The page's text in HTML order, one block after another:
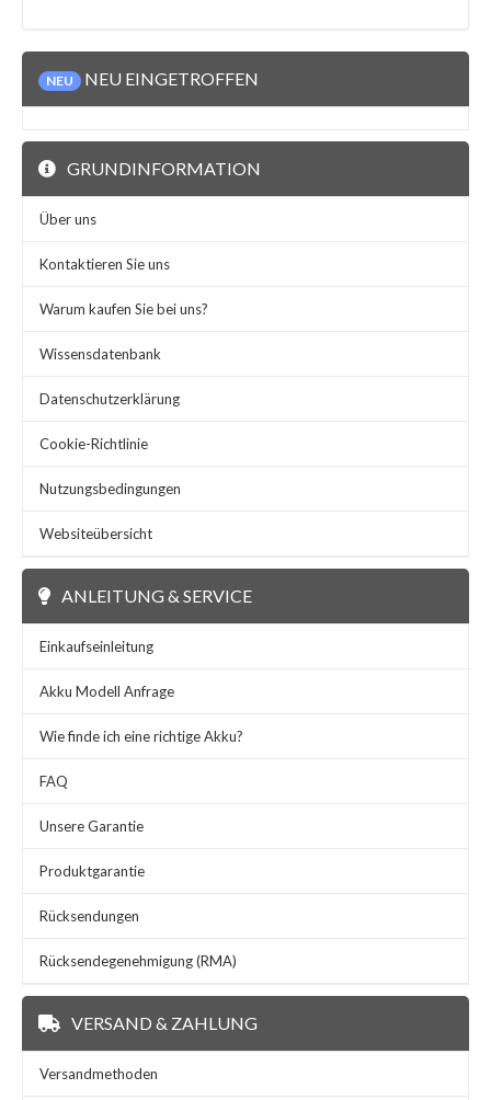
NEU NEU EINGETROFFEN
GRUNDINFORMATION
Über uns
Kontaktieren Sie uns
Warum kaufen Sie bei uns?
Wissensdatenbank
Datenschutzerklärung
Cookie-Richtlinie
Nutzungsbedingungen
Websiteübersicht
ANLEITUNG & SERVICE
Einkaufseinleitung
Akku Modell Anfrage
Wie finde ich eine richtige Akku?
FAQ
Unsere Garantie
Produktgarantie
Rücksendungen
Rücksendegenehmigung (RMA)
VERSAND & ZAHLUNG
Versandmethoden